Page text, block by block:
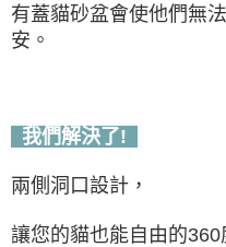
有蓋貓砂盆會使他們無
安。
我們解決了!
兩側洞口設計，
讓您的貓也能自由的